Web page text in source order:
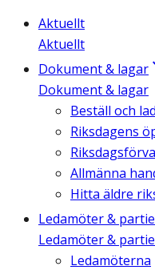
Aktuellt
Aktuellt
Dokument & lagar
Dokument & lagar
Beställ och
Riksdagens
Allmänna
Hitta äldre
Ledamöter &
Ledamöter &
Ledamöterna